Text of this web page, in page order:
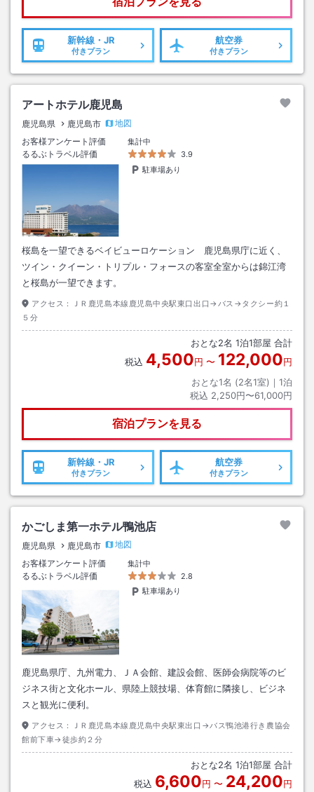
新幹線・JR
付きプラン
航空券
付きプラン
アートホテル鹿児島
鹿児島県 鹿児島市
地図
お客様アンケート評価
集計中
るるぶトラベル評価
3.9
駐車場あり
桜島を一望できるベイビューロケーション 鹿児島県庁に近く、
ツイン・クイーン・トリプル・フォースの客室全室からは錦江湾
と桜島が一望できます。
アクセス：
ＪＲ鹿児島本線鹿児島中央駅東口出口→バス→タクシー約１
５分
おとな2名 1泊1部屋 合計
税込 4,500円 〜 122,000円
おとな1名 (2名1室)｜ 1泊
税込 2,250円〜61,000円
宿泊プランを見る
新幹線・JR
付きプラン
航空券
付きプラン
かごしま第一ホテル鴨池店
鹿児島県 鹿児島市
地図
お客様アンケート評価
集計中
るるぶトラベル評価
2.8
駐車場あり
鹿児島県庁、九州電力、ＪＡ会館、建設会館、医師会病院等のビ
ジネス街と文化ホール、県陸上競技場、体育館に隣接し、ビジネ
スと観光に便利。
アクセス：
ＪＲ鹿児島本線鹿児島中央駅東出口→バス鴨池港行き農協会
館前下車→徒歩約２分
おとな2名 1泊1部屋 合計
税込 6,600円 〜 24,200円